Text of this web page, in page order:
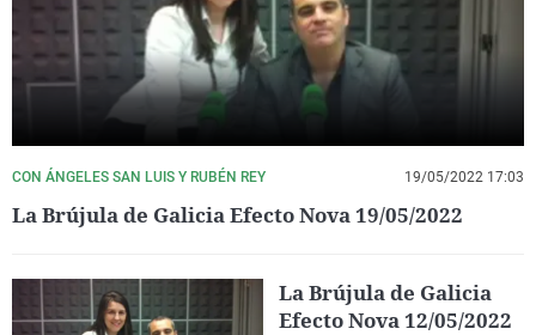
CON ÁNGELES SAN LUIS Y RUBÉN REY 19/05/2022 17:03
La Brújula de Galicia Efecto Nova 19/05/2022
La Brújula de Galicia
Efecto Nova 12/05/2022